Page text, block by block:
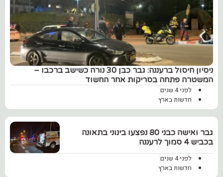
ניסיון חיסול ברעננה: גבר כבן 30 נורה כשישב ברכבו –
המשטרה פתחה בסריקות אחר החשוד
לפני 4 שנים
חדשות בארץ
גבר ואישה כבני 80 נפצעו בינוני בתאונה
בכביש 4 סמוך לרעננה
לפני 4 שנים
חדשות בארץ